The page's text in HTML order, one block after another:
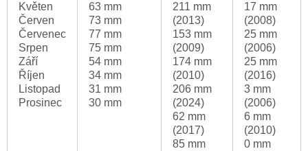
Květen
Červen
Červenec
Srpen
Září
Říjen
Listopad
Prosinec
63 mm
73 mm
77 mm
75 mm
54 mm
34 mm
31 mm
30 mm
211 mm
(2013)
153 mm
(2009)
174 mm
(2010)
206 mm
(2024)
62 mm
(2017)
85 mm
17 mm
(2008)
25 mm
(2006)
25 mm
(2016)
3 mm
(2006)
6 mm
(2010)
0 mm